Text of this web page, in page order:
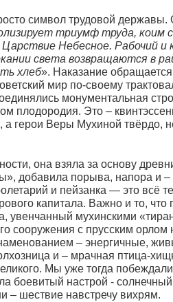
символ трудовой
триумф труда, коим
Небесное. Рабочий и
света возвращаются в
хлеб». Наказание
мир по-своему
монументальная
плодородия. Это –
а герои Веры Мухиной твёрдо,
она взяла за основу
добавила порыва, напора и –
и пейзанка — это всё
капитала. Важно и то, что
увенчанный мухинскими
сооружения с прусским орлом
– энергичные,
и – мрачная птица-
Мы уже тогда
боевитый настрой -
– шествие навстречу вихрям.